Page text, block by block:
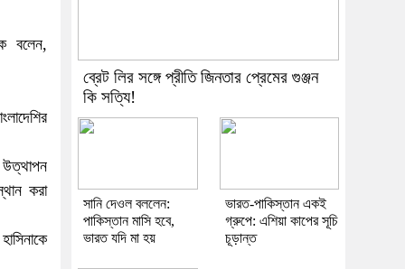
বলেন,
উত্থাপন
করা
ব্রেট লির সঙ্গে প্রীতি জিনতার প্রেমের গুঞ্জন
কি সত্যি!
সানি দেওল বললেন:
পাকিস্তান মাসি হবে,
ভারত যদি মা হয়
ভারত-পাকিস্তান একই
গ্রুপে: এশিয়া কাপের সূচি
চূড়ান্ত